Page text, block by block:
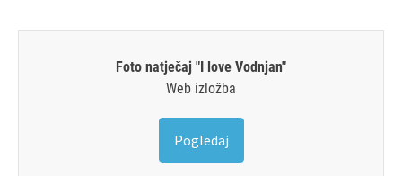
Foto natječaj "I love Vodnjan"
Web izložba
Pogledaj